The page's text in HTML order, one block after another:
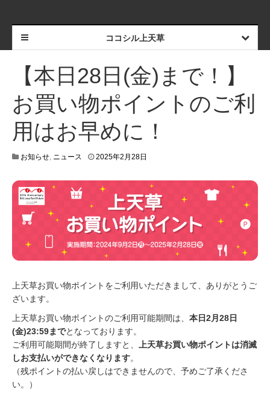
ココシル上天草
【本日28日(金)まで！】
お買い物ポイントのご利
用はお早めに！
お知らせ, ニュース 2025年2月28日
上天草お買い物ポイントをご利用いただきまして、ありがとうご
ざいます。
上天草お買い物ポイントのご利用可能期間は、 本日2月28日
(金)23:59までとなっております。
ご利用可能期間が終了しますと、
上天草お買い物ポイントは消滅
しお支払いができなくなります。
（残ポイントの払い戻しはできませんので、予めご了承くださ
い。）